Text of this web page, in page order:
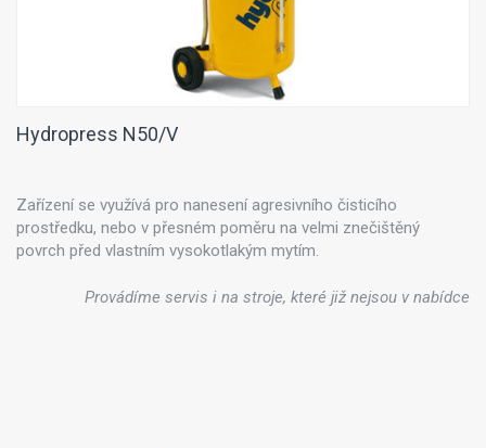
Hydropress N50/V
Zařízení se využívá pro nanesení agresivního čisticího
prostředku, nebo v přesném poměru na velmi znečištěný
povrch před vlastním vysokotlakým mytím.
Provádíme servis i na stroje, které již nejsou v nabídce